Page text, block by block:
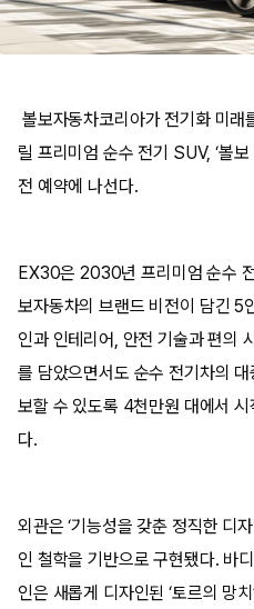
볼보자동차코리아가 전기화 미
릴 프리미엄 순수 전기 SUV, ‘볼
전 예약에 나선다.
EX30은 2030년 프리미엄 순수
보자동차의 브랜드 비전이 담긴 5
인과 인테리어, 안전 기술과 편의
를 담았으면서도 순수 전기차의
보할 수 있도록 4천만원 대에서
다.
외관은 ‘기능성을 갖춘 정직한 디
인 철학을 기반으로 구현됐다. 바
인은 새롭게 디자인된 ‘토르의 망